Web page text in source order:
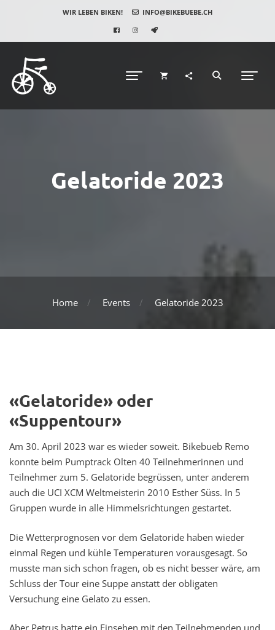
WIR LEBEN BIKEN! INFO@BIKEBUEBE.CH
Gelatoride 2023
Home Events Gelatoride 2023
«Gelatoride» oder
«Suppentour»
Am 30. April 2023 war es wieder soweit. Bikebueb Remo
konnte beim Pumptrack Olten 40 Teilnehmerinnen und
Teilnehmer zum 5. Gelatoride begrüssen, unter anderem
auch die UCI XCM Weltmeisterin 2010 Esther Süss. In 5
Gruppen wurde in alle Himmelsrichtungen gestartet.
Die Wetterprognosen vor dem Gelatoride haben wieder
einmal Regen und kühle Temperaturen vorausgesagt. So
musste man sich schon fragen, ob es nicht besser wäre, am
Schluss der Tour eine Suppe anstatt der obligaten
Versuchung eine Gelato zu essen.
Aber Petrus hatte ein Einsehen mit den Teilnehmenden und